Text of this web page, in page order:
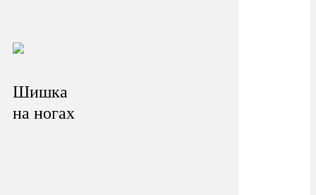
Шишка
на ногах